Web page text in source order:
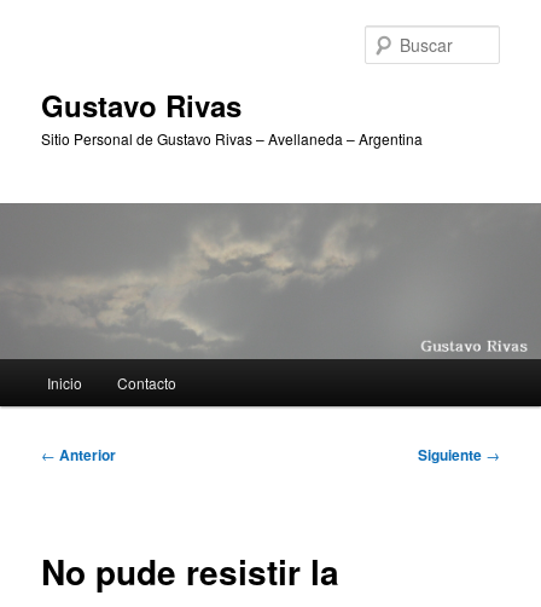
Gustavo Rivas
Sitio Personal de Gustavo Rivas – Avellaneda – Argentina
principal
Inicio Contacto
Navegación
← Anterior Siguiente →
No pude resistir la